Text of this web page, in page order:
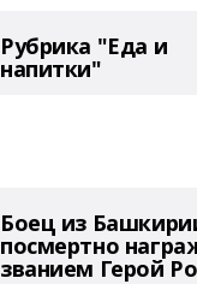
Рубрика "Еда и
напитки"
Боец из
посмертно
званием Герой